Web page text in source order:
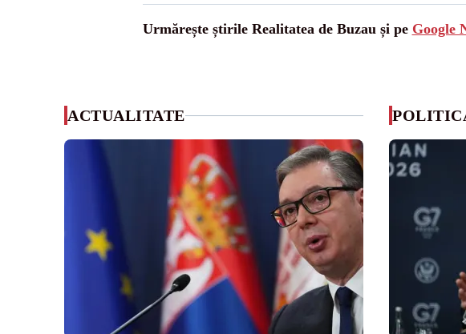
Urmărește știrile Realitatea de Buzau și pe Google
ACTUALITATE